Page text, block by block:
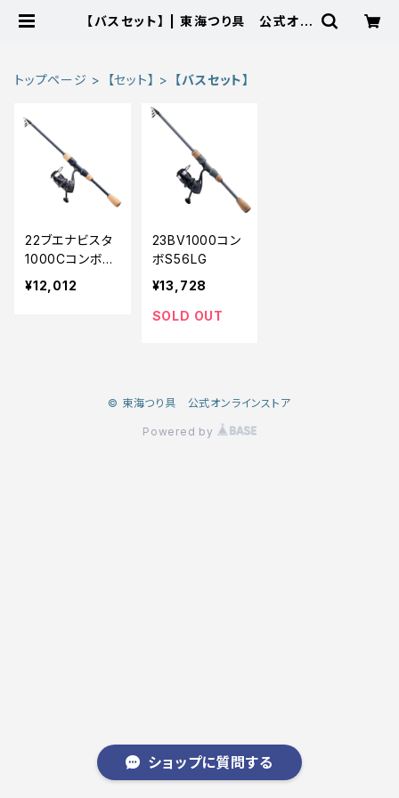
【バスセット】 | 東海つり具 公式オン
トップページ 【セット】 【バスセット】
22ブエナビスタ
1000CコンボS5
6L
¥12,012
23BV1000コン
ボS56LG
¥13,728
SOLD OUT
© 東海つり具 公式オンラインストア
Powered by
ショップに質問する